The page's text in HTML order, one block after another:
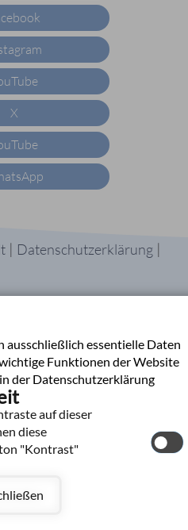
X
| Datenschutzerklärung|
ausschließlich essentielle Daten
Funktionen der Website
der Datenschutzerklärung
auf dieser
diese
"Kontrast"